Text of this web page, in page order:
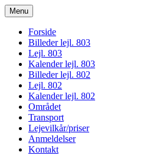
bogodtcostadelsol.dk
Menu
Forside
Billeder lejl. 803
Lejl. 803
Kalender lejl. 803
Billeder lejl. 802
Lejl. 802
Kalender lejl. 802
Området
Transport
Lejevilkår/priser
Anmeldelser
Kontakt